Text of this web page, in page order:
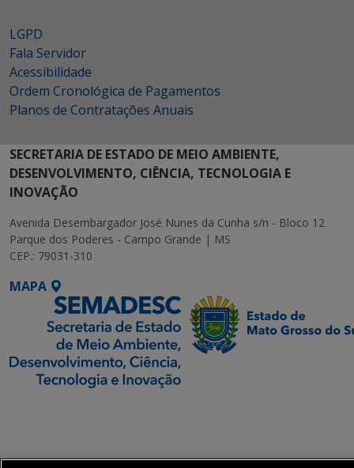
LGPD
Fala Servidor
Acessibilidade
Ordem Cronológica de Pagamentos
Planos de Contratações Anuais
SECRETARIA DE ESTADO DE MEIO AMBIENTE,
DESENVOLVIMENTO, CIÊNCIA, TECNOLOGIA E
INOVAÇÃO
Avenida Desembargador José Nunes da Cunha s/n - Bloco 12
Parque dos Poderes - Campo Grande | MS
CEP.: 79031-310
MAPA